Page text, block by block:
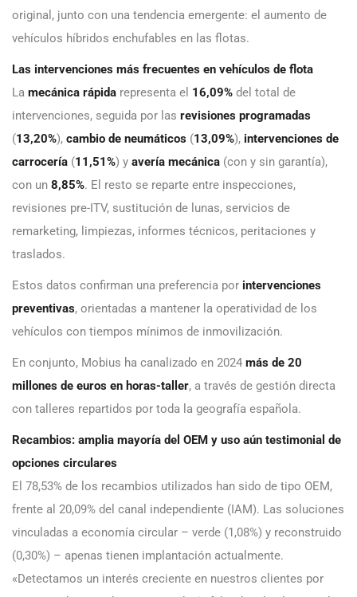
original, junto con una tendencia emergente: el aumento de
vehículos híbridos enchufables en las flotas.
Las intervenciones más frecuentes en vehículos de flota
La mecánica rápida representa el 16,09% del total de
intervenciones, seguida por las revisiones programadas
(13,20%), cambio de neumáticos (13,09%), intervenciones de
carrocería (11,51%) y avería mecánica (con y sin garantía),
con un 8,85%. El resto se reparte entre inspecciones,
revisiones pre-ITV, sustitución de lunas, servicios de
remarketing, limpiezas, informes técnicos, peritaciones y
traslados.
Estos datos confirman una preferencia por intervenciones
preventivas, orientadas a mantener la operatividad de los
vehículos con tiempos mínimos de inmovilización.
En conjunto, Mobius ha canalizado en 2024 más de 20
millones de euros en horas-taller, a través de gestión directa
con talleres repartidos por toda la geografía española.
Recambios: amplia mayoría del OEM y uso aún testimonial de
opciones circulares
El 78,53% de los recambios utilizados han sido de tipo OEM,
frente al 20,09% del canal independiente (IAM). Las soluciones
vinculadas a economía circular – verde (1,08%) y reconstruido
(0,30%) – apenas tienen implantación actualmente.
«Detectamos un interés creciente en nuestros clientes por